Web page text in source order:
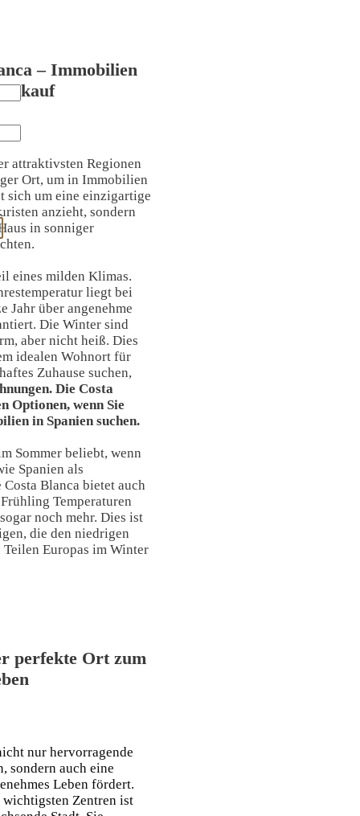
– Immobilien
attraktivsten Regionen
Ort, um in Immobilien
sich um eine einzigartige
anzieht, sondern
in sonniger
eines milden Klimas.
liegt bei
Jahr über angenehme
Die Winter sind
aber nicht heiß. Dies
idealen Wohnort für
Zuhause suchen,
Die Costa
Optionen, wenn Sie
in Spanien suchen.
Sommer beliebt, wenn
Spanien als
Blanca bietet auch
Temperaturen
noch mehr. Dies ist
die den niedrigen
Europas im Winter
perfekte Ort zum
nur hervorragende
sondern auch eine
Leben fördert.
wichtigsten Zentren ist